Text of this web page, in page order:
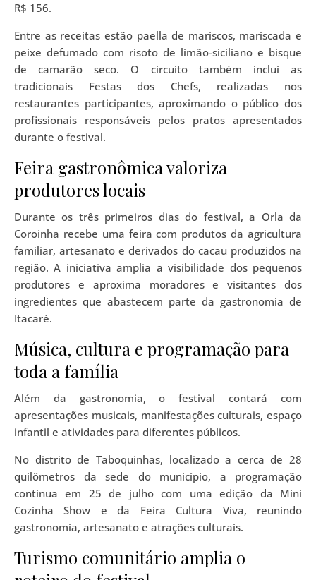
R$ 156.
Entre as receitas estão paella de mariscos, mariscada e
peixe defumado com risoto de limão-siciliano e bisque
de camarão seco. O circuito também inclui as
tradicionais Festas dos Chefs, realizadas nos
restaurantes participantes, aproximando o público dos
profissionais responsáveis pelos pratos apresentados
durante o festival.
Feira gastronômica valoriza
produtores locais
Durante os três primeiros dias do festival, a Orla da
Coroinha recebe uma feira com produtos da agricultura
familiar, artesanato e derivados do cacau produzidos na
região. A iniciativa amplia a visibilidade dos pequenos
produtores e aproxima moradores e visitantes dos
ingredientes que abastecem parte da gastronomia de
Itacaré.
Música, cultura e programação para
toda a família
Além da gastronomia, o festival contará com
apresentações musicais, manifestações culturais, espaço
infantil e atividades para diferentes públicos.
No distrito de Taboquinhas, localizado a cerca de 28
quilômetros da sede do município, a programação
continua em 25 de julho com uma edição da Mini
Cozinha Show e da Feira Cultura Viva, reunindo
gastronomia, artesanato e atrações culturais.
Turismo comunitário amplia o